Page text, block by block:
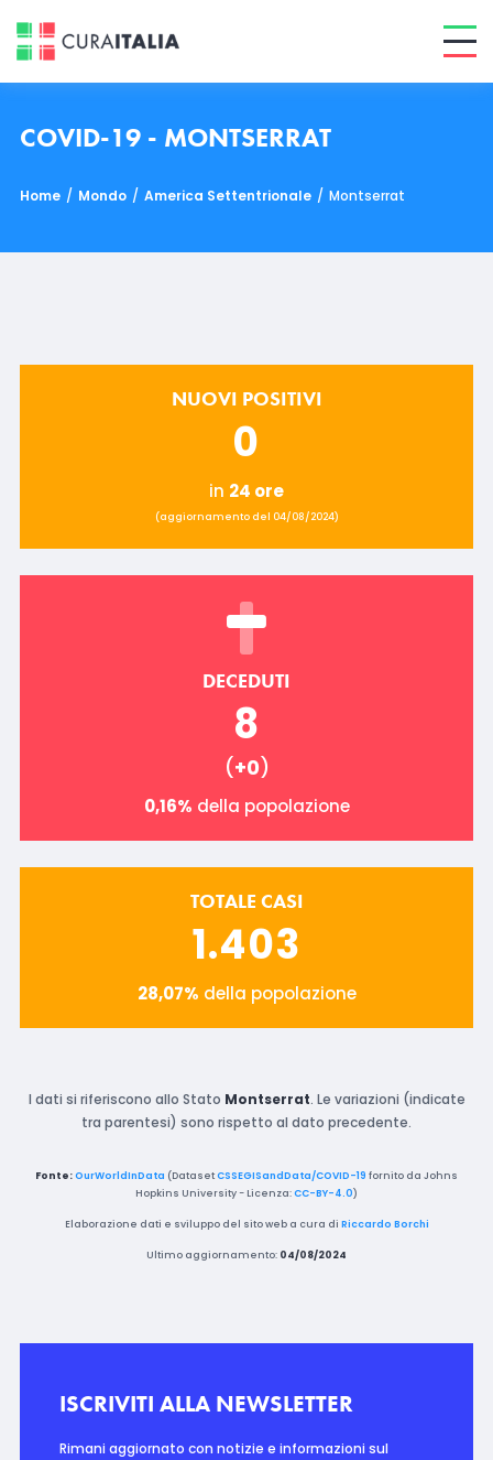
COVID-19 - MONTSERRAT
Home / Mondo / America Settentrionale / Montserrat
NUOVI POSITIVI
0
in 24 ore
(aggiornamento del 04/08/2024)
DECEDUTI
8
(+0)
0,16% della popolazione
TOTALE CASI
1.403
28,07% della popolazione
I dati si riferiscono allo Stato Montserrat. Le variazioni (indicate
tra parentesi) sono rispetto al dato precedente.
Fonte:OurWorldInData (DatasetCSSEGISandData/COVID-19 fornito da Johns
Hopkins University - Licenza:CC-BY-4.0)
Elaborazione dati e sviluppo del sito web a cura di Riccardo Borchi
Ultimo aggiornamento: 04/08/2024
ISCRIVITI ALLA NEWSLETTER
Rimani aggiornato con notizie e informazioni sul